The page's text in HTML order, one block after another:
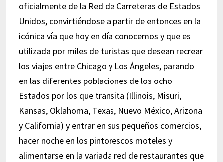
oficialmente de la Red de Carreteras de Estados
Unidos, convirtiéndose a partir de entonces en la
icónica vía que hoy en día conocemos y que es
utilizada por miles de turistas que desean recrear
los viajes entre Chicago y Los Ángeles, parando
en las diferentes poblaciones de los ocho
Estados por los que transita (Illinois, Misuri,
Kansas, Oklahoma, Texas, Nuevo México, Arizona
y California) y entrar en sus pequeños comercios,
hacer noche en los pintorescos moteles y
alimentarse en la variada red de restaurantes que